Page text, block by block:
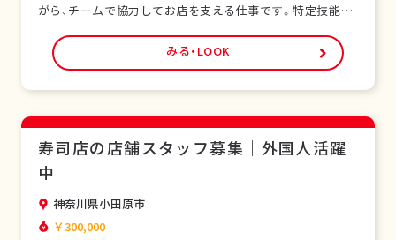
がら、チームで協力してお店を支える仕事です。特定技能ビ
環境です。未経験の方でも研修制度があり、日本の飲食サー
ビスを基礎から学べます。正社員として安定した雇用形態
で、長期的なキャリア形成が可能です。シフト制…
みる・LOOK
寿司店の店舗スタッフ募集｜外国人活躍
中
神奈川県小田原市
￥300,000